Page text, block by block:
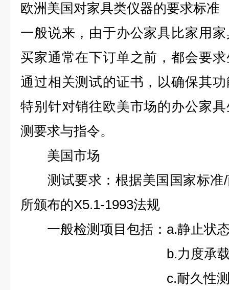
欧洲美国对家具类仪器的要求标准
一般说来，由于办公家具比家用
买家通常在下订单之前，都会要
通过相关测试的证书，以确保其
特别针对销往欧美市场的办公家
测要求与指令。
美国市场
测试要求：根据美国国家标准/
所颁布的X5.1-1993法规
一般检测项目包括：a.静止状
b.力度承载
c.耐久性测试或产